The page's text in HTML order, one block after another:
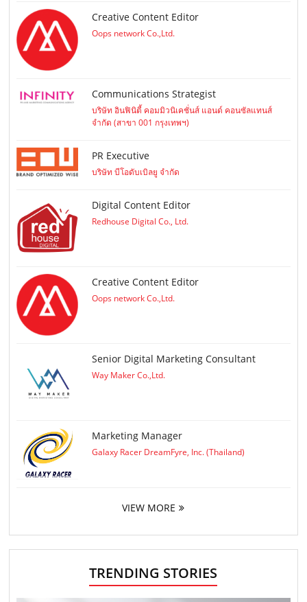
Creative Content Editor
Oops network Co.,Ltd.
Communications Strategist
บริษัท อินฟินิตี้ คอมมิวนิเคชั่นส์ แอนด์ คอนซัลแทนส์
จำกัด (สาขา 001 กรุงเทพฯ)
PR Executive
บริษัท บีโอดับเบิลยู จำกัด
Digital Content Editor
Redhouse Digital Co., Ltd.
Creative Content Editor
Oops network Co.,Ltd.
Senior Digital Marketing Consultant
Way Maker Co.,Ltd.
Marketing Manager
Galaxy Racer DreamFyre, Inc. (Thailand)
VIEW MORE
TRENDING STORIES